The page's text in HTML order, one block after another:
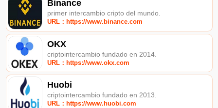
Binance
primer intercambio cripto del mundo.
URL：https://www.binance.com
OKX
criptointercambio fundado en 2014.
URL：https://www.okx.com
Huobi
criptointercambio fundado en 2013.
URL：https://www.huobi.com